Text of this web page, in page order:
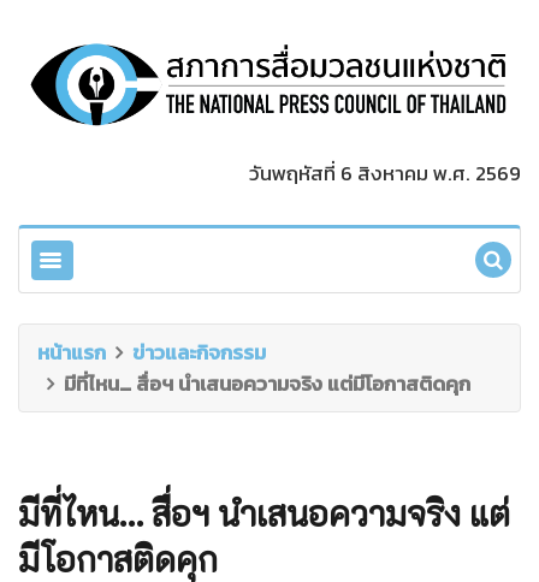
วันพฤหัสที่ 6 สิงหาคม พ.ศ. 2569
หน้าแรก
ข่าวและกิจกรรม
มีที่ไหน… สื่อฯ นำเสนอความจริง แต่มีโอกาสติดคุก
มีที่ไหน… สื่อฯ นำเสนอความจริง แต่
มีโอกาสติดคุก